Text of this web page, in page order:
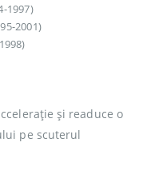
1997)
2001)
și readuce o
pe scuterul